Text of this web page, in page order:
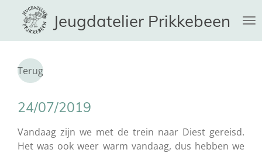
direct
naar
hoofdinhoud
Jeugdatelier Prikkebeen
Terug
24/07/2019
Vandaag zijn we met de trein naar Diest gereisd.
Het was ook weer warm vandaag, dus hebben we